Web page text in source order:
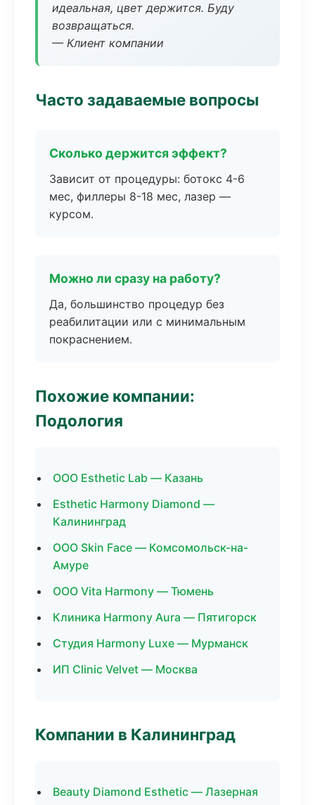
идеальная, цвет держится. Буду
возвращаться.
— Клиент компании
Часто задаваемые вопросы
Сколько держится эффект?
Зависит от процедуры: ботокс 4-6
мес, филлеры 8-18 мес, лазер —
курсом.
Можно ли сразу на работу?
Да, большинство процедур без
реабилитации или с минимальным
покраснением.
Похожие компании:
Подология
ООО Esthetic Lab — Казань
Esthetic Harmony Diamond —
Калининград
ООО Skin Face — Комсомольск-на-
Амуре
ООО Vita Harmony — Тюмень
Клиника Harmony Aura — Пятигорск
Студия Harmony Luxe — Мурманск
ИП Clinic Velvet — Москва
Компании в Калининград
Beauty Diamond Esthetic — Лазерная